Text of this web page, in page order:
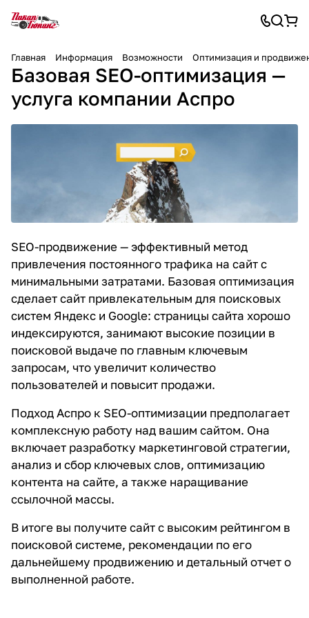
Главная Информация Возможности Оптимизация и
Базовая SEO-оптимизация —
услуга компании Аспро
SEO-продвижение — эффективный метод
привлечения постоянного трафика на сайт с
минимальными затратами. Базовая оптимизация
сделает сайт привлекательным для поисковых
систем Яндекс и Google: страницы сайта хорошо
индексируются, занимают высокие позиции в
поисковой выдаче по главным ключевым
запросам, что увеличит количество
пользователей и повысит продажи.
Подход Аспро к SEO-оптимизации предполагает
комплексную работу над вашим сайтом. Она
включает разработку маркетинговой стратегии,
анализ и сбор ключевых слов, оптимизацию
контента на сайте, а также наращивание
ссылочной массы.
В итоге вы получите сайт с высоким рейтингом в
поисковой системе, рекомендации по его
дальнейшему продвижению и детальный отчет о
выполненной работе.